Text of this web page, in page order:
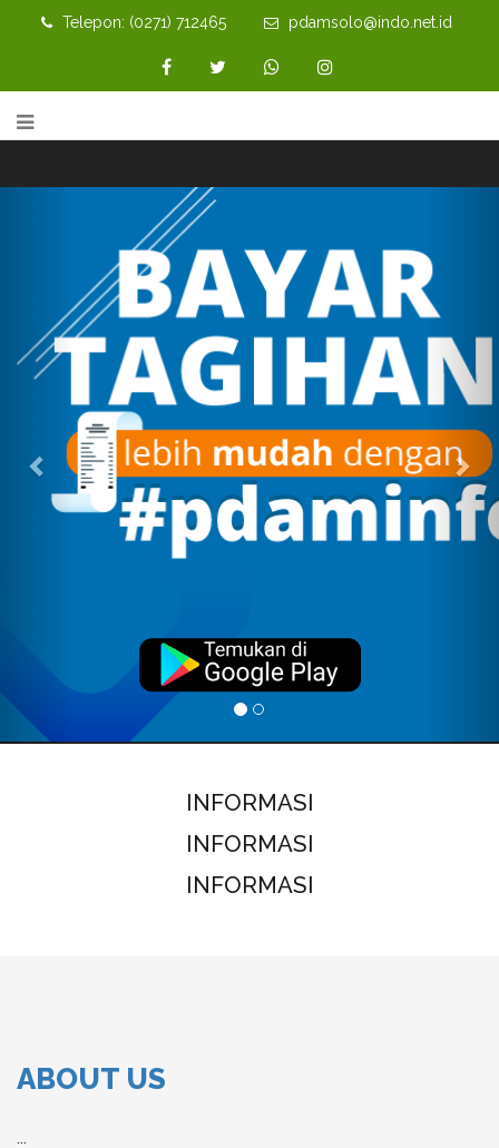
Telepon: (0271) 712465 pdamsolo@indo.net.id
INFORMASI
INFORMASI
INFORMASI
ABOUT US
...